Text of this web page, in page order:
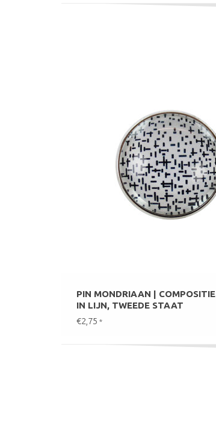
PIN MONDRIAAN | COMPOSITIE
IN LIJN, TWEEDE STAAT
€2,75 *